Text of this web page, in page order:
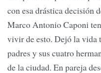
con esa drástica decisión
Marco Antonio Caponi
vivir de esto. Dejó la vida
padres y sus cuatro
de la ciudad. En pareja